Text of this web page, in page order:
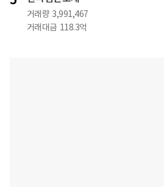
거래량 3,991,467
거래대금 118.3억